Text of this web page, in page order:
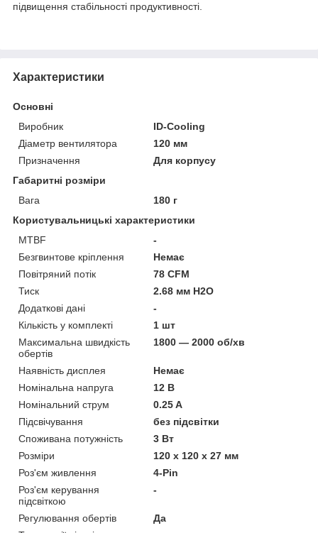
підвищення стабільності продуктивності.
Характеристики
Основні
Виробник
ID-Cooling
Діаметр вентилятора
120 мм
Призначення
Для корпусу
Габаритні розміри
Вага
180 г
Користувальницькі характеристики
MTBF
-
Безгвинтове кріплення
Немає
Повітряний потік
78 CFM
Тиск
2.68 мм H2O
Додаткові дані
-
Кількість у комплекті
1 шт
Максимальна швидкість
обертів
1800 — 2000 об/хв
Наявність дисплея
Немає
Номінальна напруга
12 В
Номінальний струм
0.25 A
Підсвічування
без підсвітки
Споживана потужність
3 Вт
Розміри
120 х 120 х 27 мм
Роз'єм живлення
4-Pin
Роз'єм керування
підсвіткою
-
Регулювання обертів
Да